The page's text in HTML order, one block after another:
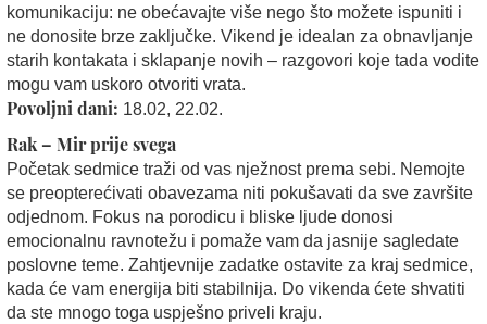
komunikaciju: ne obećavajte više nego što možete ispuniti i
ne donosite brze zaključke. Vikend je idealan za obnavljanje
starih kontakata i sklapanje novih – razgovori koje tada vodite
mogu vam uskoro otvoriti vrata.
Povoljni dani: 18.02, 22.02.
Rak – Mir prije svega
Početak sedmice traži od vas nježnost prema sebi. Nemojte
se preopterećivati obavezama niti pokušavati da sve završite
odjednom. Fokus na porodicu i bliske ljude donosi
emocionalnu ravnotežu i pomaže vam da jasnije sagledate
poslovne teme. Zahtjevnije zadatke ostavite za kraj sedmice,
kada će vam energija biti stabilnija. Do vikenda ćete shvatiti
da ste mnogo toga uspješno priveli kraju.